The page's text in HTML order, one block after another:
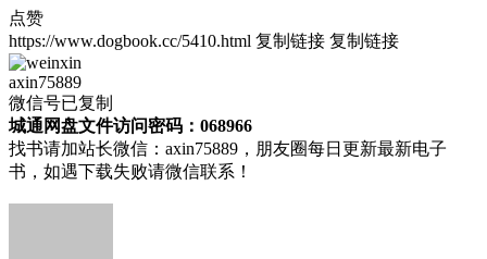
点赞
https://www.dogbook.cc/5410.html 复制链接 复制链接
axin75889
微信号已复制
城通网盘文件访问密码：068966
找书请加站长微信：axin75889，朋友圈每日更新最新电子
书，如遇下载失败请微信联系！